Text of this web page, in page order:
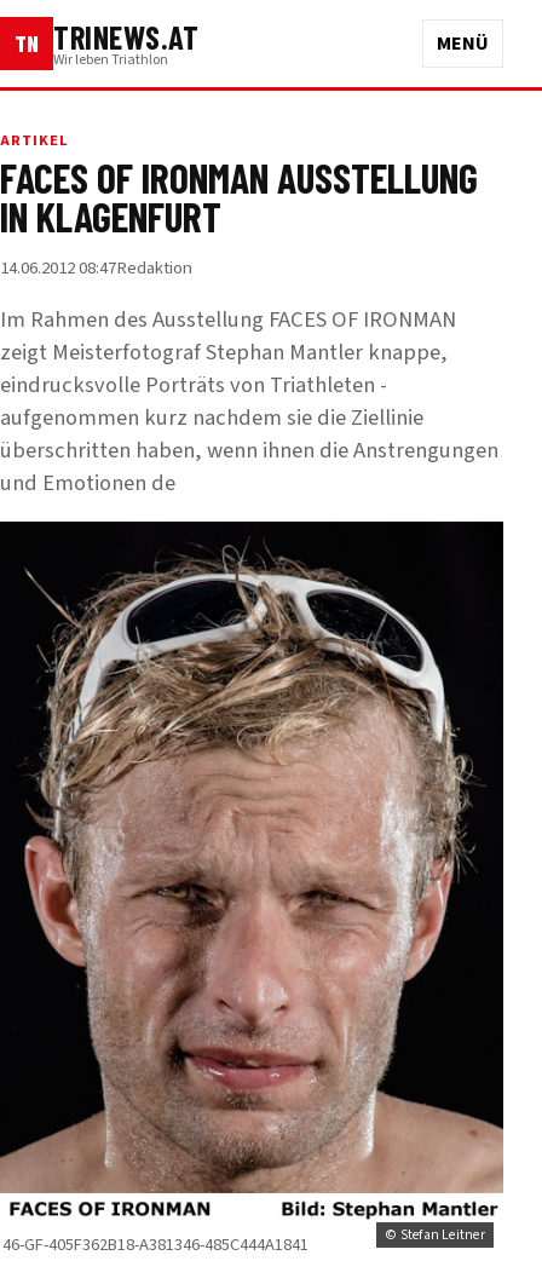
TN TRINEWS.AT
Wir leben Triathlon
MENÜ
ARTIKEL
FACES OF IRONMAN AUSSTELLUNG
IN KLAGENFURT
14.06.2012 08:47Redaktion
Im Rahmen des Ausstellung FACES OF IRONMAN
zeigt Meisterfotograf Stephan Mantler knappe,
eindrucksvolle Porträts von Triathleten -
aufgenommen kurz nachdem sie die Ziellinie
überschritten haben, wenn ihnen die Anstrengungen
und Emotionen de
© Stefan Leitner
46-GF-405F362B18-A381346-485C444A1841